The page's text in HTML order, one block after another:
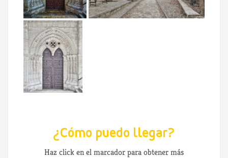
¿Cómo puedo llegar?
Haz click en el marcador para obtener más